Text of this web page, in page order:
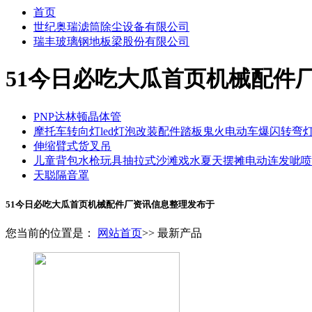
首页
世纪奥瑞滤筒除尘设备有限公司
瑞丰玻璃钢地板梁股份有限公司
51今日必吃大瓜首页机械配件
PNP达林顿晶体管
摩托车转向灯led灯泡改装配件踏板鬼火电动车爆闪转弯
伸缩臂式货叉吊
儿童背包水枪玩具抽拉式沙滩戏水夏天摆摊电动连发呲
天聪隔音罩
51今日必吃大瓜首页机械配件厂资讯信息整理发布于
您当前的位置是： 网站首页>> 最新产品